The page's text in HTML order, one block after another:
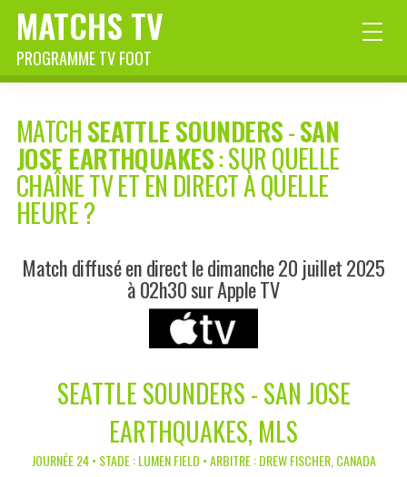
MATCHS TV
PROGRAMME TV FOOT
MATCHSEATTLE SOUNDERS-SAN
JOSE EARTHQUAKES: SUR QUELLE
CHAÎNE TV ET EN DIRECT À QUELLE
HEURE ?
Match diffusé en direct le dimanche 20 juillet 2025
à 02h30 sur Apple TV
SEATTLE SOUNDERS - SAN JOSE
EARTHQUAKES, MLS
JOURNÉE 24 • STADE : LUMEN FIELD • ARBITRE : DREW FISCHER, CANADA